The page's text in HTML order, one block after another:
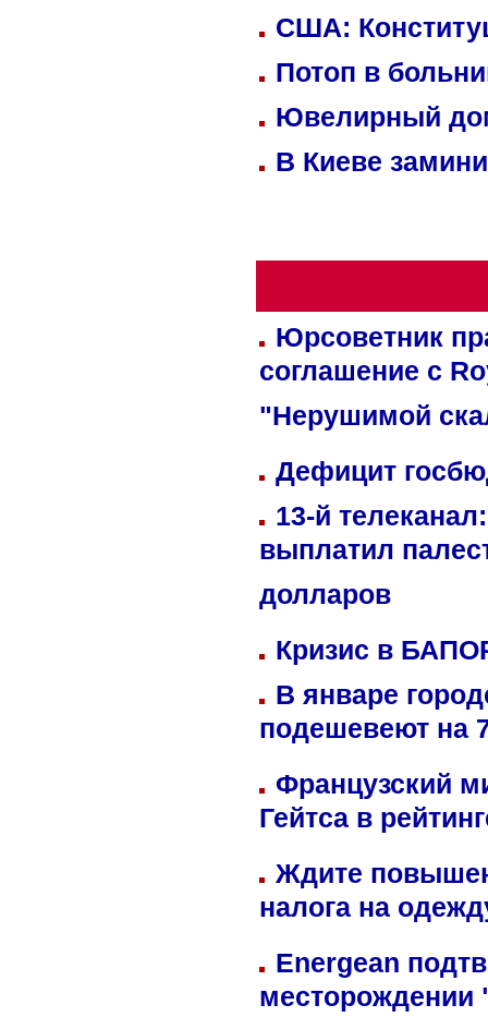
США:
Потоп в
Ювелирный
В Киеве
Юрсоветник
соглашение с
"Нерушимой
Дефицит
13-й
выплатил
долларов
Кризис в
В январе
подешевеют на
Французский
Гейтса в
Ждите
налога на
Energean